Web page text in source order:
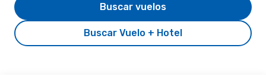
Buscar Vuelo + Hotel
Buscar vuelos